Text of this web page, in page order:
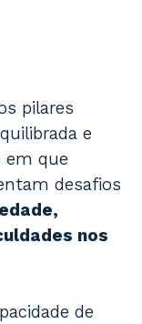
pilares
e
em que
desafios
nos
de